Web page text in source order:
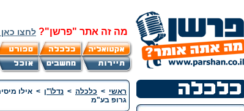
מה זה אתר "פרשן"? לחצו
ראשי > כלכלה > נדל\"ן > אילו
גרופ בע"מ